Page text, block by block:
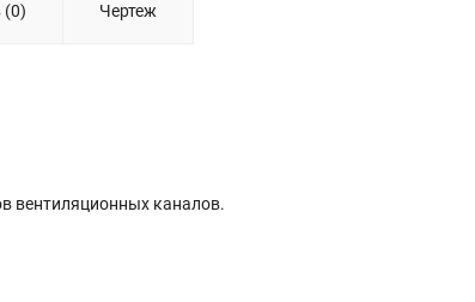
(0) Чертеж
вентиляционных каналов.